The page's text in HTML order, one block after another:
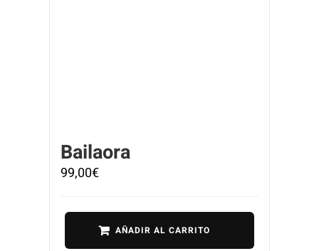
Bailaora
99,00€
AÑADIR AL CARRITO